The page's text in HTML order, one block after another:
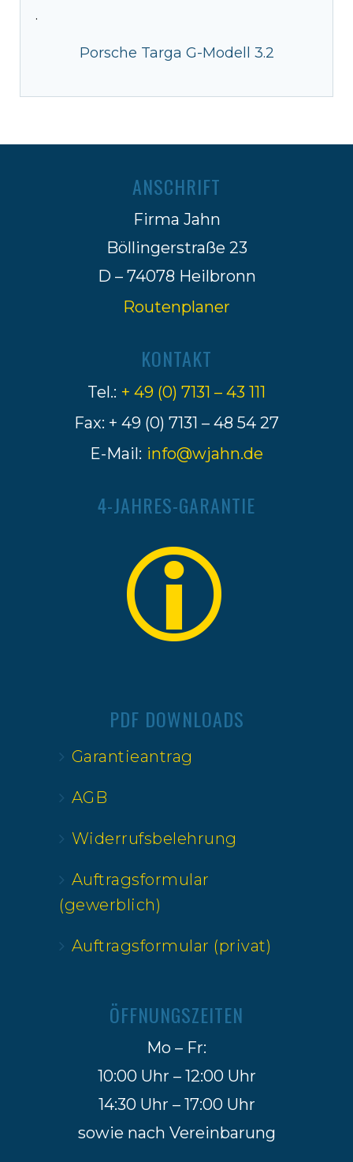
·
Porsche Targa G-Modell 3.2
ANSCHRIFT
Firma Jahn
Böllingerstraße 23
D – 74078 Heilbronn
Routenplaner
KONTAKT
Tel.: + 49 (0) 7131 – 43 111
Fax: + 49 (0) 7131 – 48 54 27
E-Mail: info@wjahn.de
4-JAHRES-GARANTIE
PDF DOWNLOADS
Garantieantrag
AGB
Widerrufsbelehrung
Auftragsformular
(gewerblich)
Auftragsformular (privat)
ÖFFNUNGSZEITEN
Mo – Fr:
10:00 Uhr – 12:00 Uhr
14:30 Uhr – 17:00 Uhr
sowie nach Vereinbarung